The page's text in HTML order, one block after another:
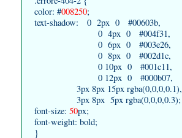
color: #008250;
text-shadow: 0 2px 0 #00603b,
0 4px 0 #004f31,
0 6px 0 #003e26,
0 8px 0 #002d1c,
0 10px 0 #001c11,
0 12px 0 #000b07,
3px 8px 15px rgba(0,0,0,0.1),
3px 8px 5px rgba(0,0,0,0.3);
font-size: 50px;
font-weight: bold;
}